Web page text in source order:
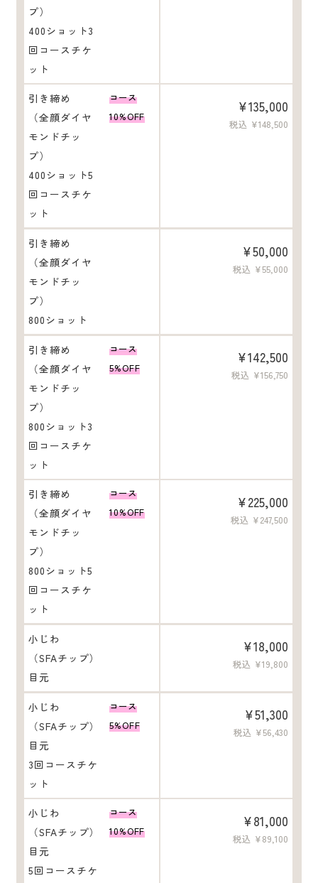
プ）
400ショット3
回コースチケ
ット
引き締め
（全顔ダイヤ
モンドチッ
プ）
400ショット5
回コースチケ
ット
コース
10%OFF
¥135,000
税込 ¥148,500
引き締め
（全顔ダイヤ
モンドチッ
プ）
800ショット
¥50,000
税込 ¥55,000
引き締め
（全顔ダイヤ
モンドチッ
プ）
800ショット3
回コースチケ
ット
コース
5%OFF
¥142,500
税込 ¥156,750
引き締め
（全顔ダイヤ
モンドチッ
プ）
800ショット5
回コースチケ
ット
コース
10%OFF
¥225,000
税込 ¥247,500
小じわ
（SFAチップ）
目元
¥18,000
税込 ¥19,800
小じわ
（SFAチップ）
目元
3回コースチケ
ット
コース
5%OFF
¥51,300
税込 ¥56,430
小じわ
（SFAチップ）
目元
5回コースチケ
コース
10%OFF
¥81,000
税込 ¥89,100